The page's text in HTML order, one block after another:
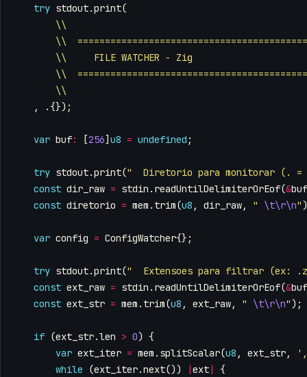
try stdout.print(
\\
\\  ==========================================
\\     FILE WATCHER - Zig
\\  ==========================================
\\
,
.{});
var buf: [256] u8 = undefined ;
try stdout.print("  Diretorio para monitorar (.
const dir_raw = stdin . readUntilDelimiterOrEof(&buf
const diretorio = mem . trim(u8 , dir_raw, " \t\r\n"
var config = ConfigWatcher{};
try stdout.print("  Extensoes para filtrar (ex:
const ext_raw = stdin . readUntilDelimiterOrEof(&buf
const ext_str = mem . trim(u8 , ext_raw, " \t\r\n" );
if (ext_str.len > 0) {
var ext_iter = mem . splitScalar(u8 , ext_str,
while
(ext_iter.next()) ext
{